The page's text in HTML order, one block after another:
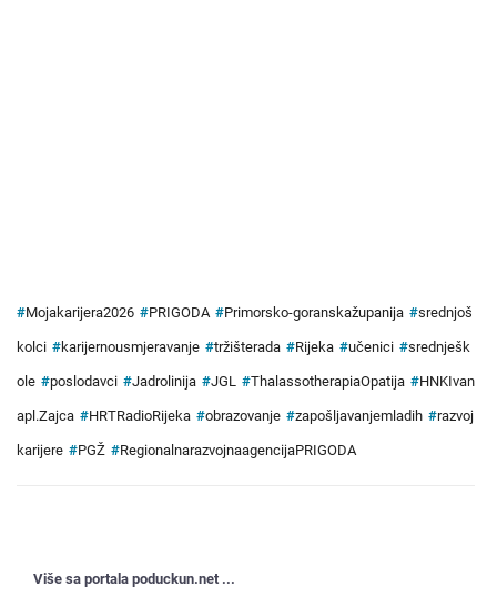
#Mojakarijera2026 #PRIGODA #Primorsko-goranskažupanija #srednjoš
kolci #karijernousmjeravanje #tržišterada #Rijeka #učenici #srednješk
ole #poslodavci #Jadrolinija #JGL #ThalassotherapiaOpatija #HNKIvan
apl.Zajca #HRTRadioRijeka #obrazovanje #zapošljavanjemladih #razvoj
karijere #PGŽ #RegionalnarazvojnaagencijaPRIGODA
Više sa portala poduckun.net ...